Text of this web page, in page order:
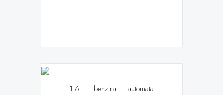
1.6L | benzina | automata